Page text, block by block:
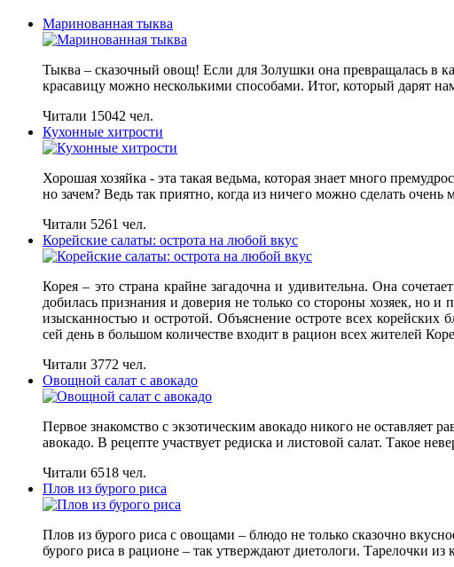
Маринованная тыква
Тыква – сказочный овощ! Если для Золушки она превращалась в
красавицу можно несколькими способами. Итог, который дарят
Читали 15042 чел.
Кухонные хитрости
Хорошая хозяйка - эта такая ведьма, которая знает много
но зачем? Ведь так приятно, когда из ничего можно сделать очень
Читали 5261 чел.
Корейские салаты: острота на любой вкус
Корея – это страна крайне загадочна и удивительна. Она
добилась признания и доверия не только со стороны хозяек, но
изысканностью и остротой. Объяснение остроте всех
сей день в большом количестве входит в рацион всех жителей
Читали 3772 чел.
Овощной салат с авокадо
Первое знакомство с экзотическим авокадо никого не
авокадо. В рецепте участвует редиска и листовой салат. Такое
Читали 6518 чел.
Плов из бурого риса
Плов из бурого риса с овощами – блюдо не только сказочно
бурого риса в рационе – так утверждают диетологи. Тарелочки